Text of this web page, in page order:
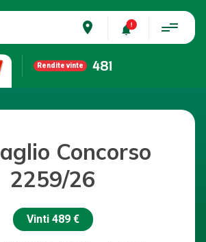
place
Rendite vinte 481
Concorso
2259/26
Vinti 489 €